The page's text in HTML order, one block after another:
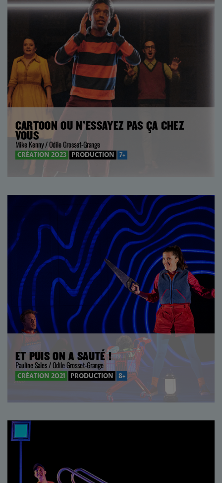
CARTOON OU N’ESSAYEZ PAS ÇA CHEZ
VOUS
Mike Kenny / Odile Grosset-Grange
CRÉATION 2023 PRODUCTION 7+
ET PUIS ON A SAUTÉ !
Pauline Sales / Odile Grosset-Grange
CRÉATION 2021 PRODUCTION 8+